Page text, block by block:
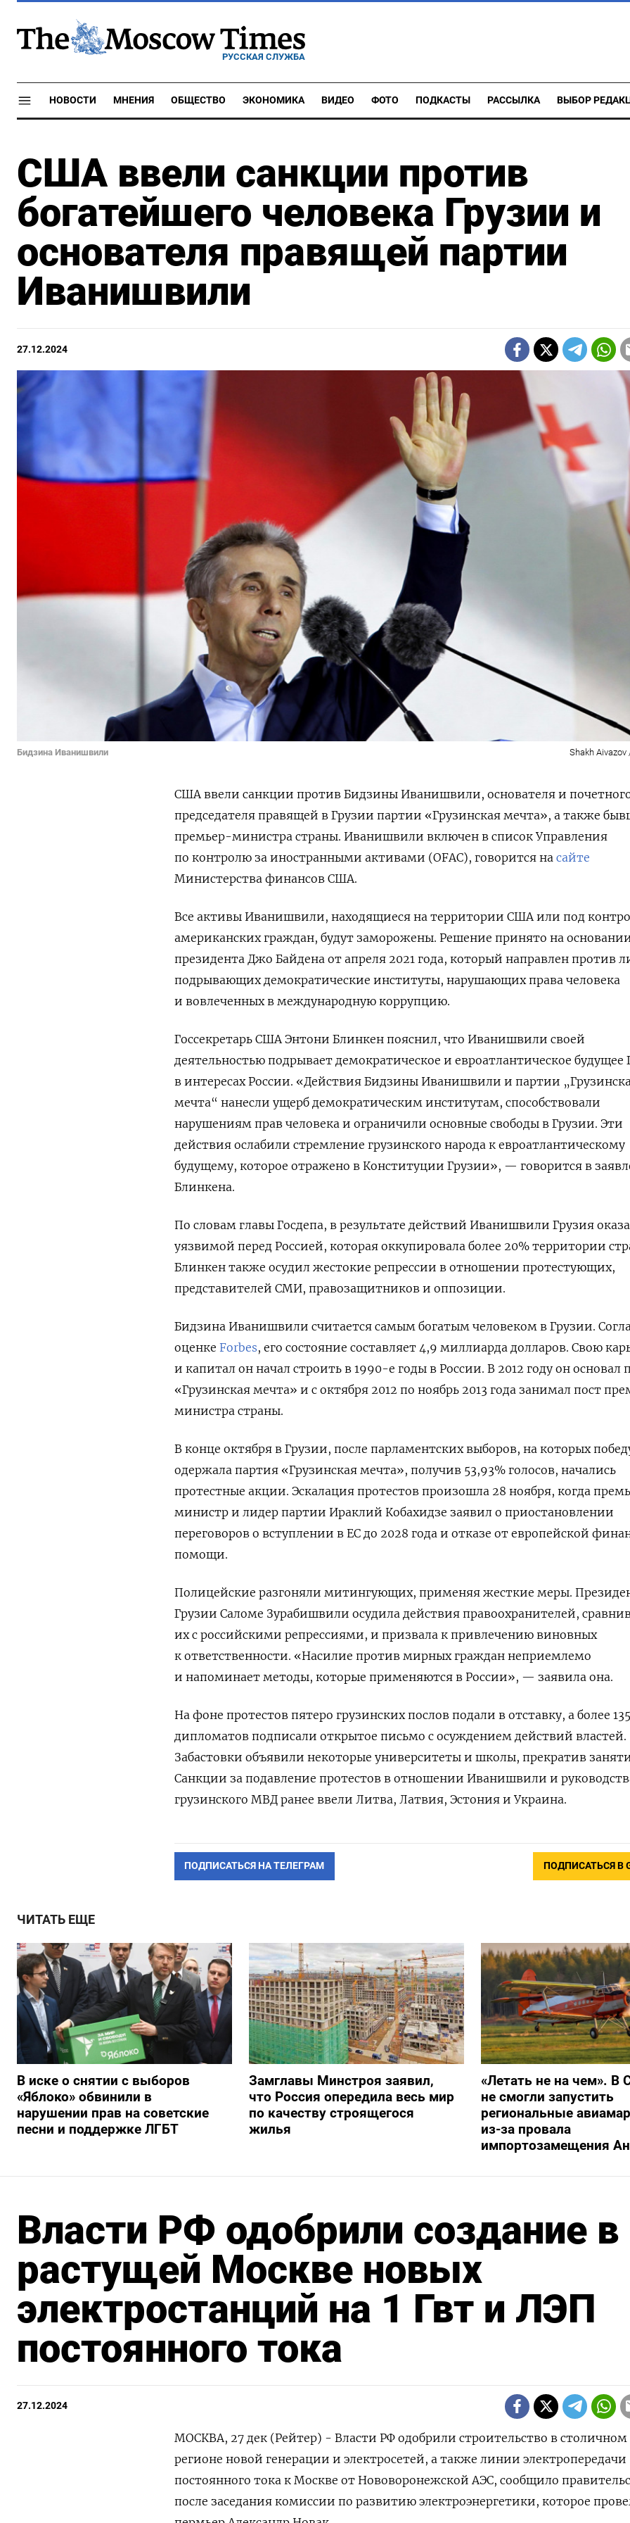
РУССКАЯ СЛУЖБА
НОВОСТИ МНЕНИЯ ОБЩЕСТВО ЭКОНОМИКА ВИДЕО ФОТО ПОДКАСТЫ РАССЫЛКА ВЫБОР
США ввели санкции против
богатейшего человека Грузии и
основателя правящей партии
Иванишвили
27.12.2024
Бидзина Иванишвили Shakh
США ввели санкции против Бидзины Иванишвили, основателя и
председателя правящей в Грузии партии «Грузинская мечта», а также
премьер-министра страны. Иванишвили включен в список Управления
по контролю за иностранными активами (OFAC), говорится на сайте
Министерства финансов США.
Все активы Иванишвили, находящиеся на территории США или под
американских граждан, будут заморожены. Решение принято на
президента Джо Байдена от апреля 2021 года, который направлен против
подрывающих демократические институты, нарушающих права человека
и вовлеченных в международную коррупцию.
Госсекретарь США Энтони Блинкен пояснил, что Иванишвили своей
деятельностью подрывает демократическое и евроатлантическое будущее
в интересах России. «Действия Бидзины Иванишвили и партии
мечта“ нанесли ущерб демократическим институтам, способствовали
нарушениям прав человека и ограничили основные свободы в Грузии. Эти
действия ослабили стремление грузинского народа к евроатлантическому
будущему, которое отражено в Конституции Грузии», — говорится в
Блинкена.
По словам главы Госдепа, в результате действий Иванишвили Грузия
уязвимой перед Россией, которая оккупировала более 20% территории
Блинкен также осудил жестокие репрессии в отношении протестующих,
представителей СМИ, правозащитников и оппозиции.
Бидзина Иванишвили считается самым богатым человеком в Грузии.
оценке Forbes, его состояние составляет 4,9 миллиарда долларов. Свою
и капитал он начал строить в 1990-е годы в России. В 2012 году он основал
«Грузинская мечта» и с октября 2012 по ноябрь 2013 года занимал пост
министра страны.
В конце октября в Грузии, после парламентских выборов, на которых
одержала партия «Грузинская мечта», получив 53,93% голосов, начались
протестные акции. Эскалация протестов произошла 28 ноября, когда
министр и лидер партии Ираклий Кобахидзе заявил о приостановлении
переговоров о вступлении в ЕС до 2028 года и отказе от европейской
помощи.
Полицейские разгоняли митингующих, применяя жесткие меры.
Грузии Саломе Зурабишвили осудила действия правоохранителей,
их с российскими репрессиями, и призвала к привлечению виновных
к ответственности. «Насилие против мирных граждан неприемлемо
и напоминает методы, которые применяются в России», — заявила она.
На фоне протестов пятеро грузинских послов подали в отставку, а более 135
дипломатов подписали открытое письмо с осуждением действий властей.
Забастовки объявили некоторые университеты и школы, прекратив
Санкции за подавление протестов в отношении Иванишвили и
грузинского МВД ранее ввели Литва, Латвия, Эстония и Украина.
ПОДПИСАТЬСЯ НА ТЕЛЕГРАМ ПОДПИСАТЬСЯ В
ЧИТАТЬ ЕЩЕ
В иске о снятии с выборов
«Яблоко» обвинили в
нарушении прав на советские
песни и поддержке ЛГБТ
Замглавы Минстроя заявил,
что Россия опередила весь мир
по качеству строящегося
жилья
«Летать не на чем». В
не смогли запустить
региональные
из-за провала
импортозамещения
Власти РФ одобрили создание в
растущей Москве новых
электростанций на 1 Гвт и ЛЭП
постоянного тока
27.12.2024
МОСКВА, 27 дек (Рейтер) - Власти РФ одобрили строительство в столичном
регионе новой генерации и электросетей, а также линии электропередачи
постоянного тока к Москве от Нововоронежской АЭС, сообщило
после заседания комиссии по развитию электроэнергетики, которое